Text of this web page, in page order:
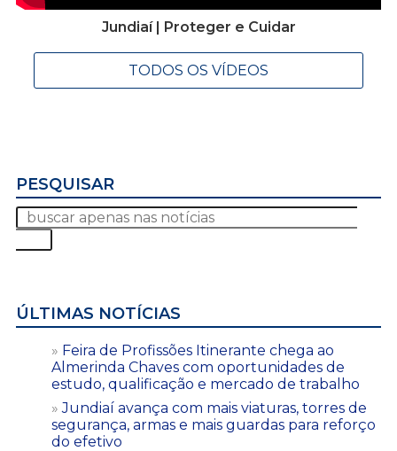
Jundiaí | Proteger e Cuidar
TODOS OS VÍDEOS
PESQUISAR
ÚLTIMAS NOTÍCIAS
Feira de Profissões Itinerante chega ao
Almerinda Chaves com oportunidades de
estudo, qualificação e mercado de trabalho
Jundiaí avança com mais viaturas, torres de
segurança, armas e mais guardas para reforço
do efetivo